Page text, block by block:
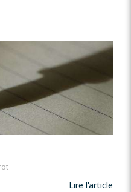
Lire l'article